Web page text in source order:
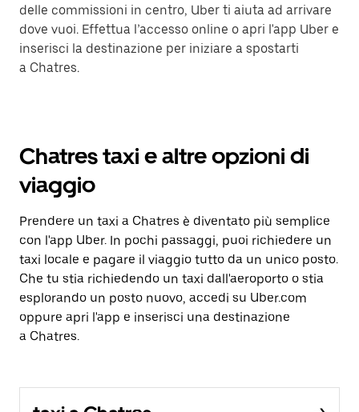
delle commissioni in centro, Uber ti aiuta ad arrivare
dove vuoi. Effettua l’accesso online o apri l'app Uber e
inserisci la destinazione per iniziare a spostarti
a Chatres.
Chatres taxi e altre opzioni di
viaggio
Prendere un taxi a Chatres è diventato più semplice
con l'app Uber. In pochi passaggi, puoi richiedere un
taxi locale e pagare il viaggio tutto da un unico posto.
Che tu stia richiedendo un taxi dall'aeroporto o stia
esplorando un posto nuovo, accedi su Uber.com
oppure apri l'app e inserisci una destinazione
a Chatres.